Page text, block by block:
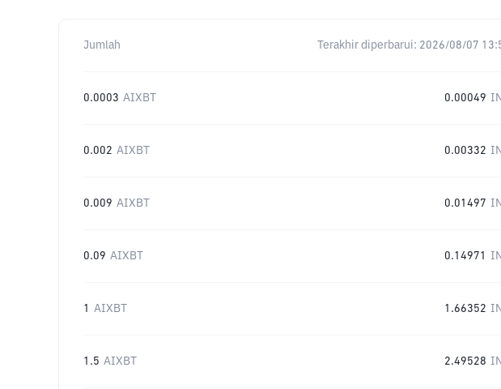
Jumlah Terakhir diperbarui: 2026/08/07
0.0003 AIXBT 0.00049
0.002 AIXBT 0.00332
0.009 AIXBT 0.01497
0.09 AIXBT 0.14971
1 AIXBT 1.66352
1.5 AIXBT 2.49528